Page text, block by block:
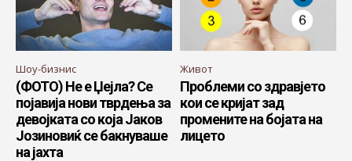
Шоу-бизнис
(ФОТО) Не е Џејла? Се
појавија нови тврдења за
девојката со која Јаков
Јозиновиќ се бакнуваше
на јахта
Живот
Проблеми со здравјето
кои се кријат зад
промените на бојата на
лицето